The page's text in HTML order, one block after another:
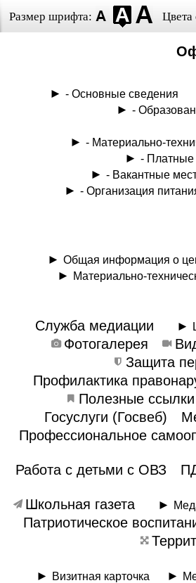
Размер шрифта: Цвета
- Основные сведения
-
- Материально-
- Платные
- Вакантные
- Организация
Общая информация о
Материально-
Служба медиации
Фотогалерея
Защита
Профилактика
Полезные ссылки
Госуслуги (Госвеб)
Профессиональное
Работа с детьми с ОВЗ
Школьная газета
Патриотическое
Визитная карточка